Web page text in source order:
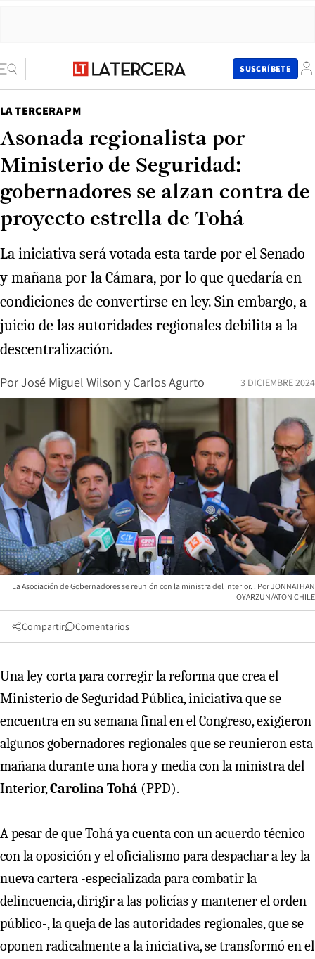
SUSCRÍBETE
LA TERCERA PM
Asonada regionalista por
Ministerio de Seguridad:
gobernadores se alzan contra de
proyecto estrella de Tohá
La iniciativa será votada esta tarde por el Senado
y mañana por la Cámara, por lo que quedaría en
condiciones de convertirse en ley. Sin embargo, a
juicio de las autoridades regionales debilita a la
descentralización.
PorJosé Miguel Wilson y Carlos Agurto 3 DICIEMBRE 2024
La Asociación de Gobernadores se reunión con la ministra del Interior.
JONNATHAN
OYARZUN/ATON CHILE
Compartir Comentarios
Una ley corta para corregir la reforma que crea el
Ministerio de Seguridad Pública, iniciativa que se
encuentra en su semana final en el Congreso, exigieron
algunos gobernadores regionales que se reunieron esta
mañana durante una hora y media con la ministra del
Interior,Carolina Tohá (PPD).
A pesar de que Tohá ya cuenta con un acuerdo técnico
con la oposición y el oficialismo para despachar a ley la
nueva cartera -especializada para combatir la
delincuencia, dirigir a las policías y mantener el orden
público-, la queja de las autoridades regionales, que se
oponen radicalmente a la iniciativa, se transformó en el